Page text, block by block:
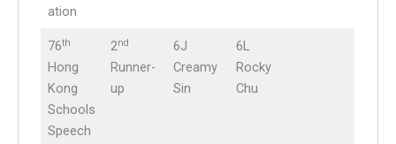
ation
76th
Hong
Kong
Schools
Speech
2nd
Runner-
up
6J
Creamy
Sin
6L
Rocky
Chu